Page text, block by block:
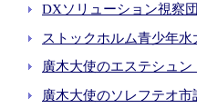
DXソリューション視察
ストックホルム青少年
廣木大使のエステシュ
廣木大使のソレフテオ